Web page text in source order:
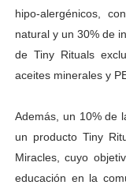
hipo-alergénicos,
natural y un 30% de
de Tiny Rituals
aceites minerales y
Además, un 10% de
un producto Tiny
Miracles, cuyo
educación en la